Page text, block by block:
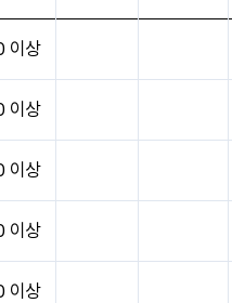
이상
이상
이상
이상
이상